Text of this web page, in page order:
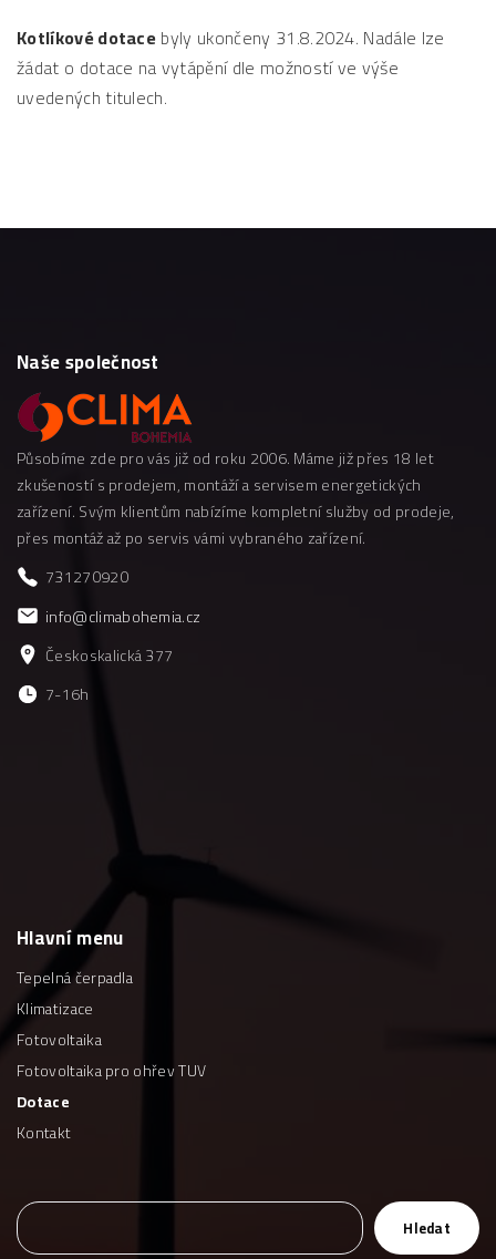
Kotlíkové dotacebyly ukončeny 31.8.2024. Nadále lze
žádat o dotace na vytápění dle možností ve výše
uvedených titulech.
Našespolečnost
Působíme zde pro vás již od roku 2006. Máme již přes 18 let
zkušeností s prodejem, montáží a servisem energetických
zařízení. Svým klientům nabízíme kompletní služby od prodeje,
přes montáž až po servis vámi vybraného zařízení.
731270920
info@climabohemia.cz
Českoskalická 377
7-16h
Hlavnímenu
Tepelná čerpadla
Klimatizace
Fotovoltaika
Fotovoltaika pro ohřev TUV
Dotace
Kontakt
H
l
Hledat